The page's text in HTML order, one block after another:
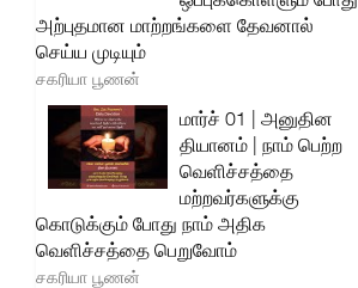
அற்புதமான மாற்றங்களை தேவனால்
செய்ய முடியும்
சகரியா பூணன்
மார்ச் 01 | அனுதின
தியானம் | நாம் பெற்ற
வெளிச்சத்தை
மற்றவர்களுக்கு
கொடுக்கும் போது நாம் அதிக
வெளிச்சத்தை பெறுவோம்
சகரியா பூணன்